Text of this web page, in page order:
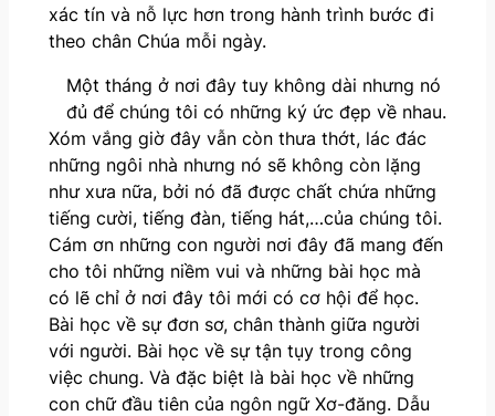
xác tín và nỗ lực hơn trong hành trình bước đi
theo chân Chúa mỗi ngày.
Một tháng ở nơi đây tuy không dài nhưng nó
đủ để chúng tôi có những ký ức đẹp về nhau.
Xóm vắng giờ đây vẫn còn thưa thớt, lác đác
những ngôi nhà nhưng nó sẽ không còn lặng
như xưa nữa, bởi nó đã được chất chứa những
tiếng cười, tiếng đàn, tiếng hát,…của chúng tôi.
Cám ơn những con người nơi đây đã mang đến
cho tôi những niềm vui và những bài học mà
có lẽ chỉ ở nơi đây tôi mới có cơ hội để học.
Bài học về sự đơn sơ, chân thành giữa người
với người. Bài học về sự tận tụy trong công
việc chung. Và đặc biệt là bài học về những
con chữ đầu tiên của ngôn ngữ Xơ-đăng. Dẫu